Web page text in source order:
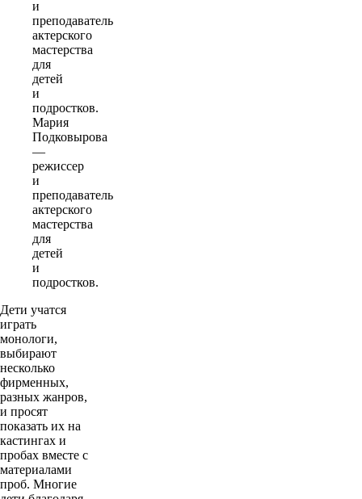
Мария
Подковырова
—
режиссер
и
преподаватель
актерского
мастерства
для
детей
и
подростков.
Дети учатся
играть
монологи,
выбирают
несколько
фирменных,
разных жанров,
и просят
показать их на
кастингах и
пробах вместе с
материалами
проб. Многие